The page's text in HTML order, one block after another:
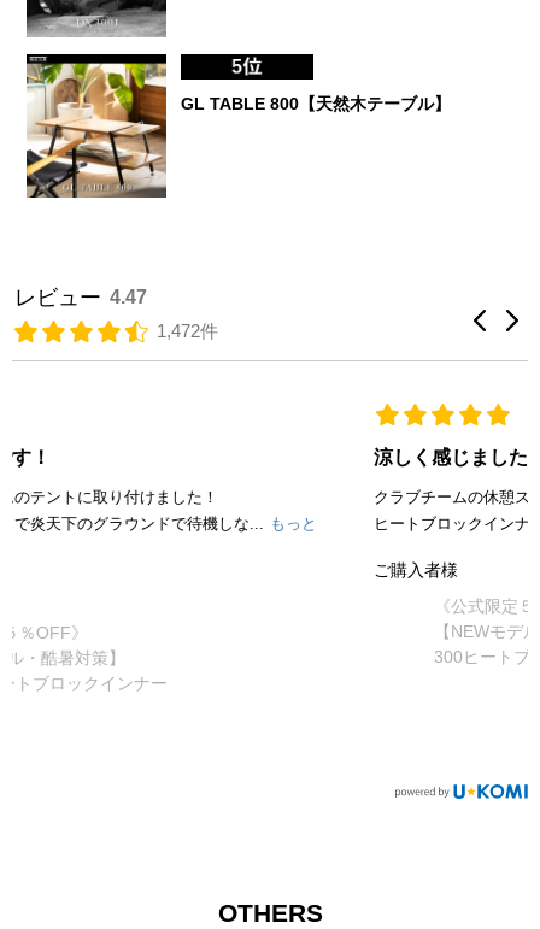
GL TABLE 800【天然木テーブル】
レビュー 4.47
1,472件
涼しく感じました！
クラブチームの休憩スペースとしてタープを使用しています。
ヒートブロックインナーを付けたら、炎天下...
もっと見る
300ヒートブロックインナー
OTHERS